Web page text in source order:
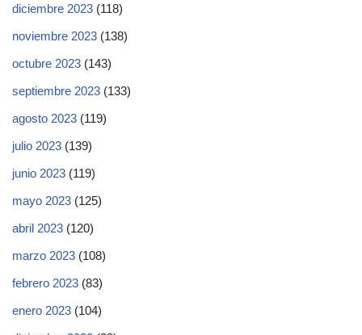
diciembre 2023 (118)
noviembre 2023 (138)
octubre 2023 (143)
septiembre 2023 (133)
agosto 2023 (119)
julio 2023 (139)
junio 2023 (119)
mayo 2023 (125)
abril 2023 (120)
marzo 2023 (108)
febrero 2023 (83)
enero 2023 (104)